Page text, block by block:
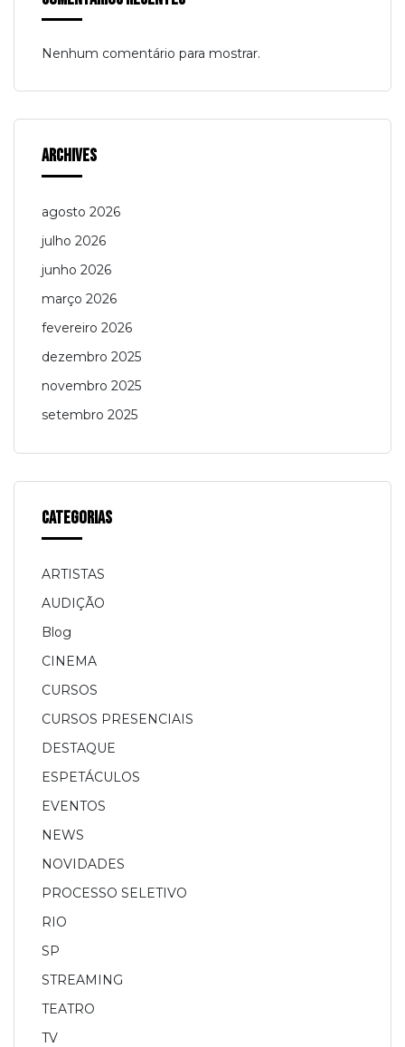
Nenhum comentário para mostrar.
Archives
agosto 2026
julho 2026
junho 2026
março 2026
fevereiro 2026
dezembro 2025
novembro 2025
setembro 2025
Categorias
ARTISTAS
AUDIÇÃO
Blog
CINEMA
CURSOS
CURSOS PRESENCIAIS
DESTAQUE
ESPETÁCULOS
EVENTOS
NEWS
NOVIDADES
PROCESSO SELETIVO
RIO
SP
STREAMING
TEATRO
TV